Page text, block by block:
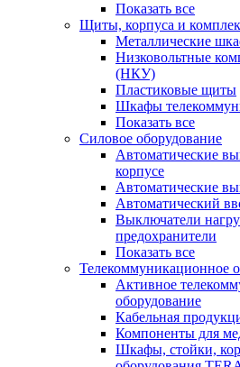
Показать все
Щиты, корпуса и
Металлические
Низковольтные
(НКУ)
Пластиковые щиты
Шкафы
Показать все
Силовое оборудование
Автоматические
корпусе
Автоматические
Автоматический
Выключатели
предохранители
Показать все
Телекоммуникационное
Активное
оборудование
Кабельная
Компоненты для
Шкафы, стойки,